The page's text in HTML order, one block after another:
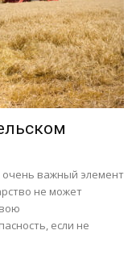
очень важный элемент
не может
если не